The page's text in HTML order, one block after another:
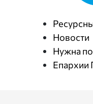
Новости
Нужна